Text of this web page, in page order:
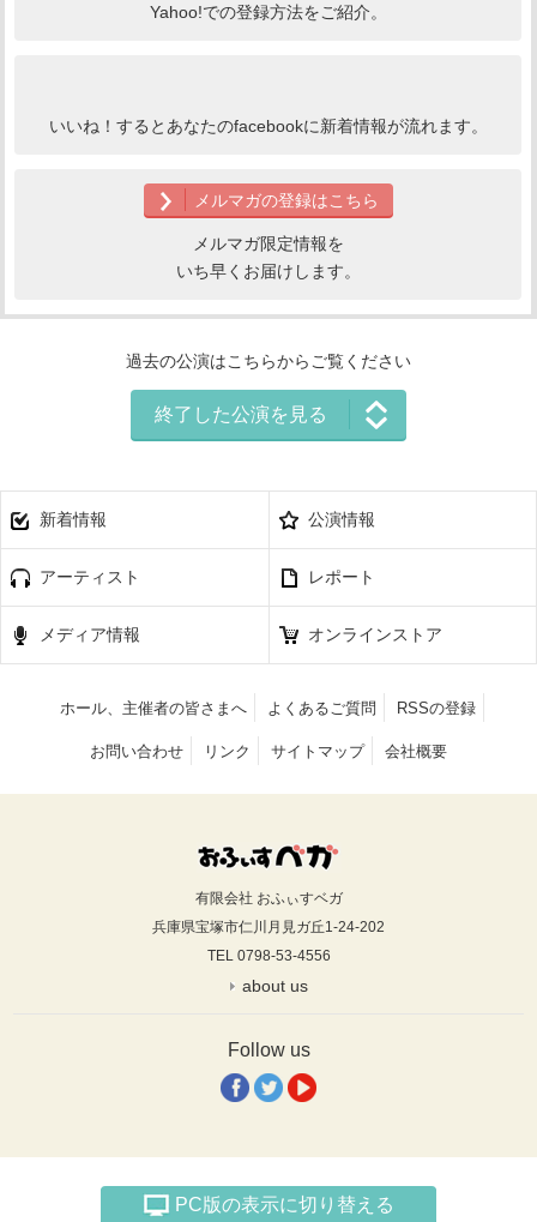
Yahoo!での登録方法をご紹介。
いいね！するとあなたのfacebookに新着情報が流れます。
メルマガの登録はこちら
メルマガ限定情報を
いち早くお届けします。
過去の公演はこちらからご覧ください
終了した公演を見る
新着情報 公演情報
アーティスト レポート
メディア情報 オンラインストア
ホール、主催者の皆さまへ よくあるご質問 RSSの登録
お問い合わせ リンク サイトマップ 会社概要
有限会社 おふぃすベガ
兵庫県宝塚市仁川月見ガ丘1-24-202
TEL 0798-53-4556
about us
Follow us
PC版の表示に切り替える